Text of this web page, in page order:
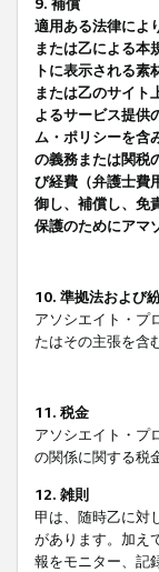
9. 補償
適用ある法律によ
または乙による本
トに表示される
または乙のサイト
よるサービス提供
ム・ポリシーを含
の義務または関税
び経費（弁護士費
御し、補償し、免
保護のためにアマ
10. 準拠法および
アソシエイト・プ
たはその主張を含
11. 税金
アソシエイト・プ
の関係に関する税
12. 雑則
甲は、随時乙に対
があります。加え
報をモニター、記